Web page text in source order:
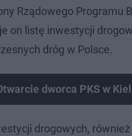
Rządowego
on listę inwestycji
dróg w Polsce.
dworca PKS w
drogowych,